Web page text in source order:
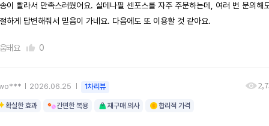
이 빨라서 만족스러웠어요. 실데나필 센포스를 자주 주문하는데, 여러 번 문의해
하게 답변해줘서 믿음이 가네요. 다음에도 또 이용할 것 같아요.
돼요 0
2026.06.25 1차리뷰
확실한 효과 간편한 복용 재구매 의사 합리적 가격